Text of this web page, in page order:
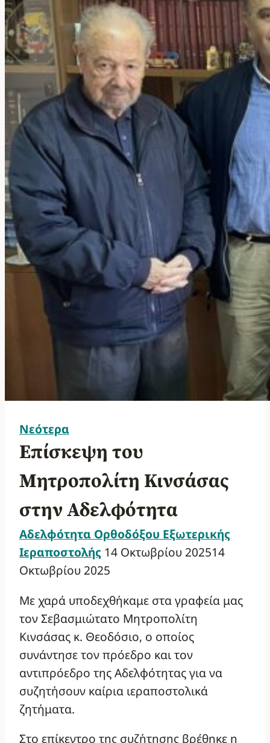
Νεότερα
Επίσκεψη του
Μητροπολίτη Κινσάσας
στην Αδελφότητα
Αδελφότητα Ορθοδόξου Εξωτερικής
Ιεραποστολής 14 Οκτωβρίου 202514
Οκτωβρίου 2025
Με χαρά υποδεχθήκαμε στα γραφεία μας
τον Σεβασμιώτατο Μητροπολίτη
Κινσάσας κ. Θεοδόσιο, ο οποίος
συνάντησε τον πρόεδρο και τον
αντιπρόεδρο της Αδελφότητας για να
συζητήσουν καίρια ιεραποστολικά
ζητήματα.
Στο επίκεντρο της συζήτησης βρέθηκε η